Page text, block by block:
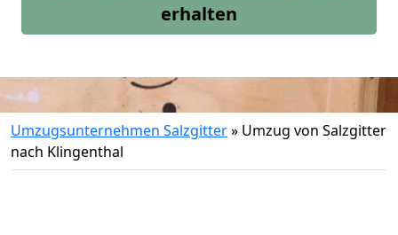
erhalten
Umzugsunternehmen Salzgitter» Umzug von Salzgitter
nach Klingenthal